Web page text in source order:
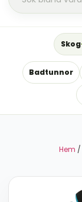
Skog
Badtunnor
Hem /